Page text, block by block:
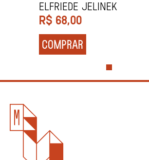
BONECAS OU PILARES DA
SOCIEDADE
ELFRIEDE JELINEK
R$ 68,00
COMPRAR